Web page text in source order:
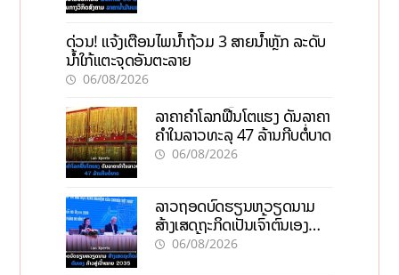
ດ່ວນ! ແຈ້ງເຕືອນໄພນໍ້າຖ້ວມ 3 ສາຍນໍ້າຫຼັກ ລະດັບ
ນໍ້າໃກ້ແຕະຈຸດອັນຕະລາຍ
06/08/2026
ລາຄາຄຳໂລກຟື້ນໂຕແຮງ ດັນລາຄາ
ຄຳໃນລາວທະລຸ 47 ລ້ານກີບຕໍ່ບາດ
06/08/2026
ລາວຖອດບົດຮຽນຫວຽດນາມ
ສ້າງເສດຖະກິດເປັນເຈົ້າຕົນເອງ
ກ້າວສູ່ເປົ້າໝາຍ 2035
06/08/2026